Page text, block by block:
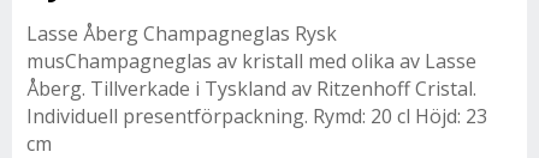
Lasse Åberg Champagneglas Rysk
musChampagneglas av kristall med olika av Lasse
Åberg. Tillverkade i Tyskland av Ritzenhoff Cristal.
Individuell presentförpackning. Rymd: 20 cl Höjd: 23
cm